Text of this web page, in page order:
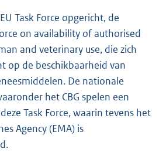
Task Force opgericht, de
on availability of authorised
and veterinary use, die zich
op de beschikbaarheid van
De nationale
het CBG spelen een
Task Force, waarin tevens het
Agency (EMA) is